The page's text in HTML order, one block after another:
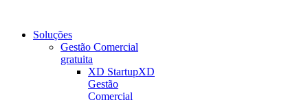
Soluções
Gestão Comercial
gratuita
XD StartupXD
Gestão
Comercial